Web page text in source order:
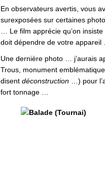
En observateurs avertis, vous
surexposées sur certaines
… Le film apprécie qu’on
doit dépendre de votre appareil
Une dernière photo … j’aurais
Trous, monument
disent déconstruction …) pour
fort tonnage …